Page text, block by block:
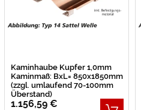
Kaminhaube Kupfer 1,0mm
Kaminmaß: BxL= 850x1850mm
(zzgl. umlaufend 70-100mm
Überstand)
1.156,59 €